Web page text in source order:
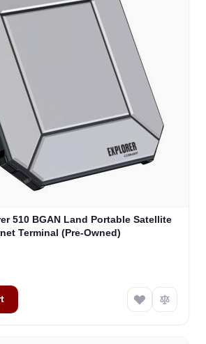
510 BGAN Land Portable Satellite
Terminal (Pre-Owned)